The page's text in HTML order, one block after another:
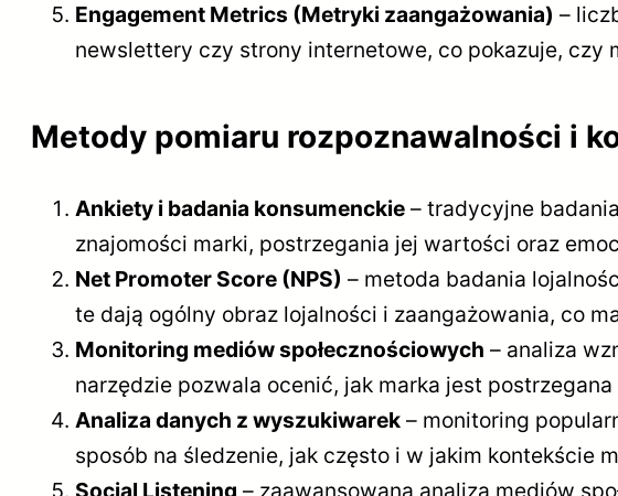
Engagement Metrics (Metryki zaangażowania) –
newslettery czy strony internetowe, co pokazuje, czy
Metody pomiaru rozpoznawalności i
Ankiety i badania konsumenckie – tradycyjne
znajomości marki, postrzegania jej wartości oraz
Net Promoter Score (NPS) – metoda badania
te dają ogólny obraz lojalności i zaangażowania, co
Monitoring mediów społecznościowych – analiza
narzędzie pozwala ocenić, jak marka jest
Analiza danych z wyszukiwarek – monitoring
sposób na śledzenie, jak często i w jakim kontekście
Social Listening – zaawansowana analiza mediów